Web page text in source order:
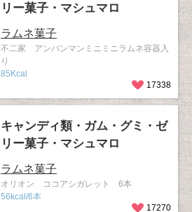
リー菓子・マシュマロ
ラムネ菓子
不二家 アンパンマンミニミニラムネ容器入
り
85Kcal
17338
キャンディ類・ガム・グミ・ゼ
リー菓子・マシュマロ
ラムネ菓子
オリオン ココアシガレット 6本
56kcal/6本
17270